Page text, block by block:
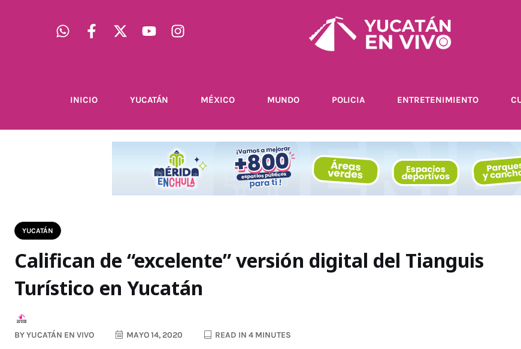
INICIO YUCATÁN MÉXICO MUNDO POLICIA ENTRETENIMIENTO
YUCATÁN
Califican de “excelente” versión digital del Tianguis
Turístico en Yucatán
BYYUCATÁN EN VIVO MAYO 14, 2020 READ IN 4 MINUTES